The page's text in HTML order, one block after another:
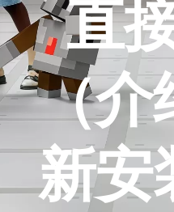
直
（介
新安